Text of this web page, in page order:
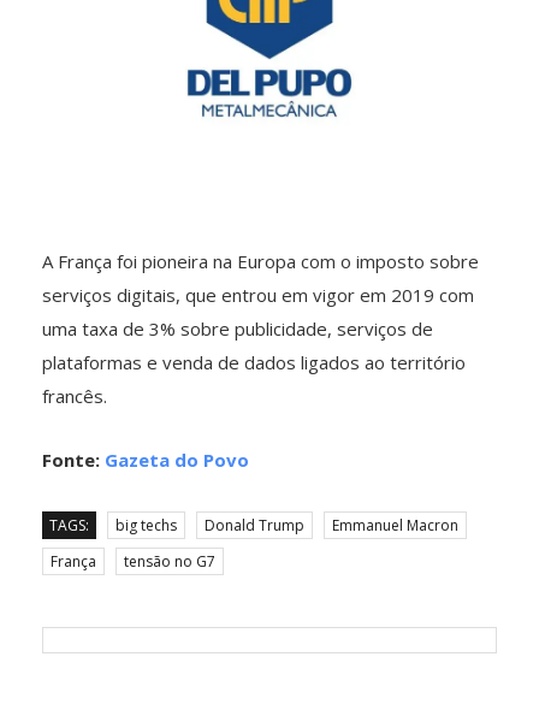
A França foi pioneira na Europa com o imposto sobre
serviços digitais, que entrou em vigor em 2019 com
uma taxa de 3% sobre publicidade, serviços de
plataformas e venda de dados ligados ao território
francês.
Fonte: Gazeta do Povo
TAGS: big techs Donald Trump
Emmanuel Macron
França
tensão no G7